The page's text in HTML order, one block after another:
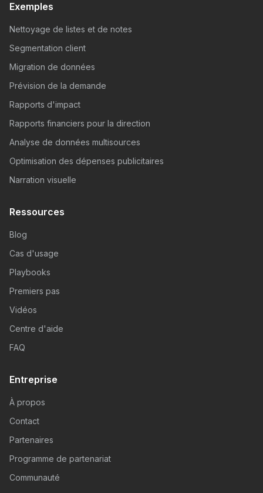
Exemples
Nettoyage de listes et de notes
Segmentation client
Migration de données
Prévision de la demande
Rapports d'impact
Rapports financiers pour la direction
Analyse de données multisources
Optimisation des dépenses publicitaires
Narration visuelle
Ressources
Blog
Cas d'usage
Playbooks
Premiers pas
Vidéos
Centre d'aide
FAQ
Entreprise
À propos
Contact
Partenaires
Programme de partenariat
Communauté